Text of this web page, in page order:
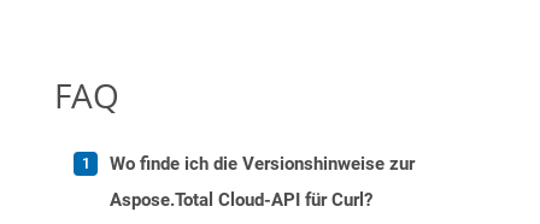
FAQ
Wo finde ich die Versionshinweise zur
Aspose.Total Cloud-API für Curl?